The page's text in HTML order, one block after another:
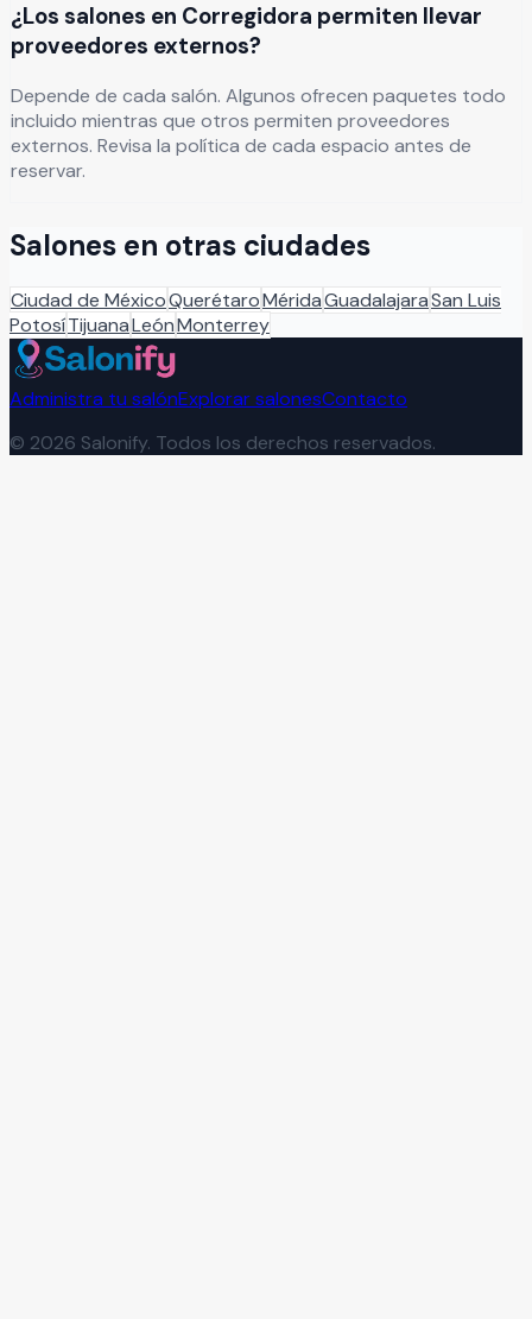
¿Los salones en Corregidora permiten llevar
proveedores externos?
Depende de cada salón. Algunos ofrecen paquetes todo
incluido mientras que otros permiten proveedores
externos. Revisa la política de cada espacio antes de
reservar.
Salones en otras ciudades
Ciudad de MéxicoQuerétaroMéridaGuadalajaraSan Luis
PotosíTijuanaLeónMonterrey
Administra tu salónExplorar salonesContacto
© 2026 Salonify. Todos los derechos reservados.